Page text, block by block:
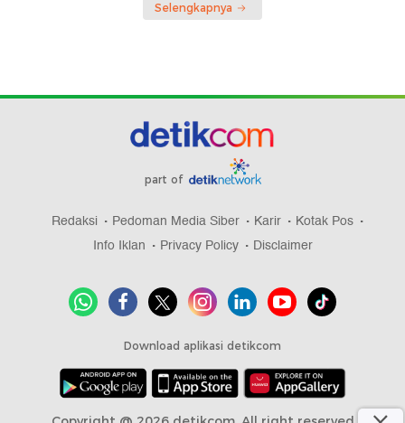
Selengkapnya
part of
Redaksi Pedoman Media Siber Karir
Kotak Pos
Info Iklan
Privacy Policy Disclaimer
Download aplikasi detikcom